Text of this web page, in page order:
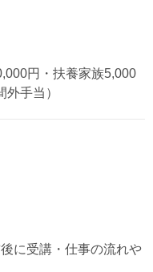
円・扶養家族5,000
手当）
に受講・仕事の流れや